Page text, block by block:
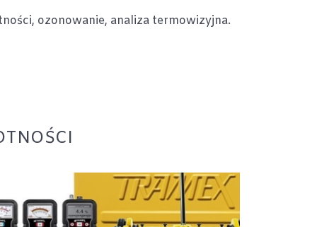
ozonowanie, analiza termowizyjna.